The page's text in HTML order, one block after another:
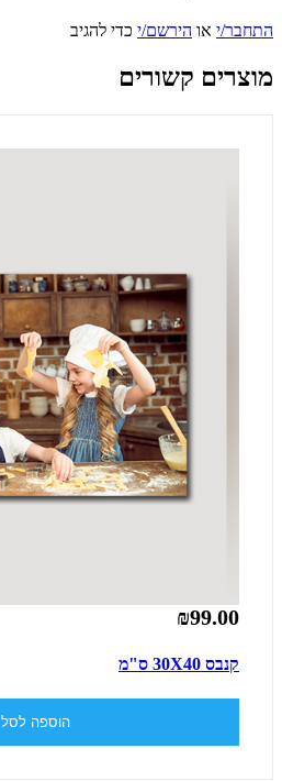
התחבר/י או הירשם/י כדי להגיב
מוצרים קשורים
₪99.00
קנבס 30X40 ס"מ
הוספה לסל